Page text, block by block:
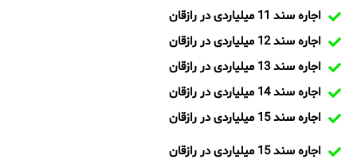
اجاره سند 11 میلیاردی در رازقان
اجاره سند 12 میلیاردی در رازقان
اجاره سند 13 میلیاردی در رازقان
اجاره سند 14 میلیاردی در رازقان
اجاره سند 15 میلیاردی در رازقان
اجاره سند 15 میلیاردی در رازقان